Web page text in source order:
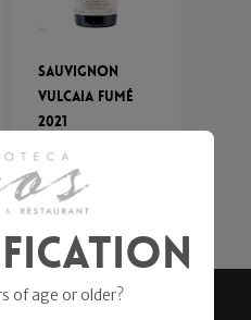
Sauvignon
Vulcaia Fumé
2021
Inama
56,00
of age or older?